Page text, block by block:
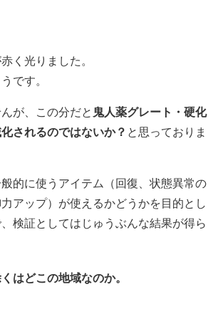
く光りました。
です。
が、この分だと 鬼人薬グレート・硬化
されるのではないか？ と思っておりま
的に使うアイテム（回復、状態異常の
アップ）が使えるかどうかを目的とし
検証としてはじゅうぶんな結果が得ら
はどこの地域なのか。